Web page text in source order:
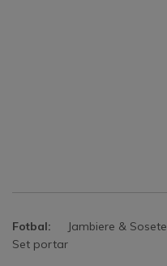
Fotbal: Jambiere & Sosete
Set portar